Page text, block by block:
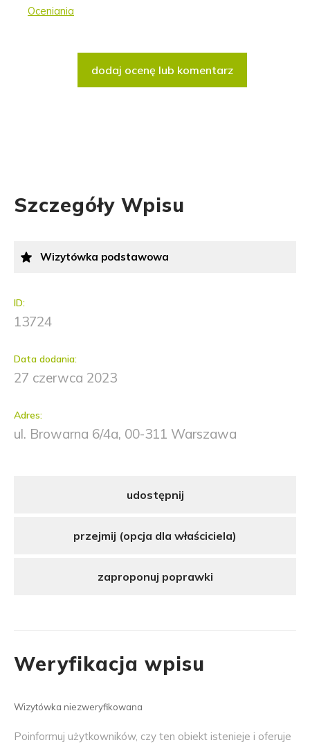
Oceniania
dodaj ocenę lub komentarz
Szczegóły Wpisu
Wizytówka podstawowa
ID:
13724
Data dodania:
27 czerwca 2023
Adres:
ul. Browarna 6/4a, 00-311 Warszawa
udostępnij
przejmij (opcja dla właściciela)
zaproponuj poprawki
Weryfikacja wpisu
Wizytówka niezweryfikowana
Poinformuj użytkowników, czy ten obiekt istenieje i oferuje